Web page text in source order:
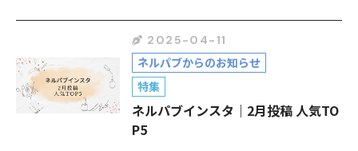
2025-04-11
ネルパブからのお知らせ
特集
ネルパブインスタ｜2月投稿 人気TO
P5